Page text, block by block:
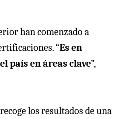
han comenzado a
“Esen
país en áreas clave”,
los resultados de una